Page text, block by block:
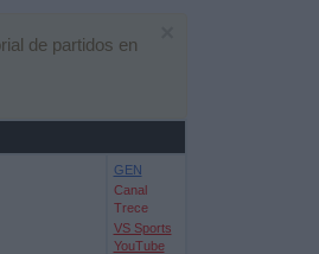
de partidos en
GEN
Canal
Trece
VS Sports
YouTube